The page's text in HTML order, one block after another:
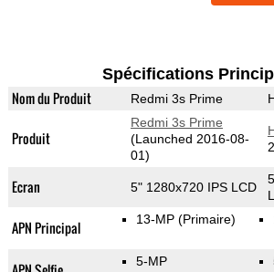
Spécifications
Nom du Produit Redmi 3s Prime
Produit
Redmi 3s Prime
(Launched 2016-08-
01)
Ecran 5" 1280x720 IPS LCD
APN Principal 13-MP (Primaire)
5-MP